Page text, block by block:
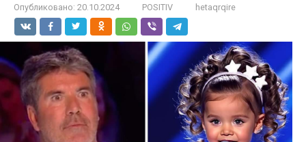
Опубликовано: 20.10.2024 POSITIV hetaqrqire